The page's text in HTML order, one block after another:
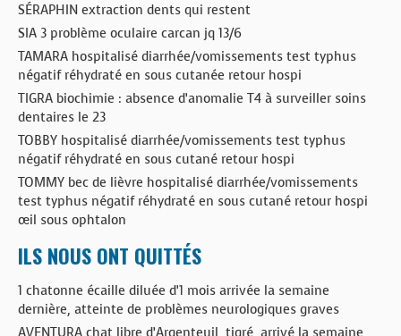
SÉRAPHIN extraction dents qui restent
SIA 3 problème oculaire carcan jq 13/6
TAMARA hospitalisé diarrhée/vomissements test typhus
négatif réhydraté en sous cutanée retour hospi
TIGRA biochimie : absence d’anomalie T4 à surveiller soins
dentaires le 23
TOBBY hospitalisé diarrhée/vomissements test typhus
négatif réhydraté en sous cutané retour hospi
TOMMY bec de lièvre hospitalisé diarrhée/vomissements
test typhus négatif réhydraté en sous cutané retour hospi
œil sous ophtalon
ILS NOUS ONT QUITTÉS
1 chatonne écaille diluée d’1 mois arrivée la semaine
dernière, atteinte de problèmes neurologiques graves
AVENTURA chat libre d’Argenteuil, tigré, arrivé la semaine